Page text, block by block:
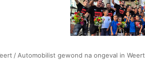
/ Automobilist gewond na ongeval in Weert